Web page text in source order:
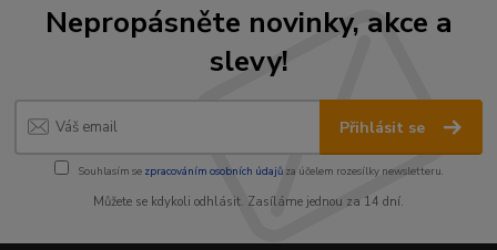
Nepropásněte novinky, akce a
slevy!
Přihlásit se
Souhlasím se zpracováním osobních údajůza účelem rozesílky newsletteru.
Můžete se kdykoli odhlásit. Zasíláme jednou za 14 dní.